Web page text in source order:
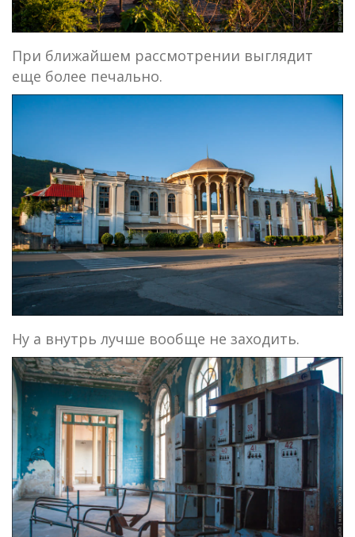
При ближайшем рассмотрении выглядит
еще более печально.
Ну а внутрь лучше вообще не заходить.